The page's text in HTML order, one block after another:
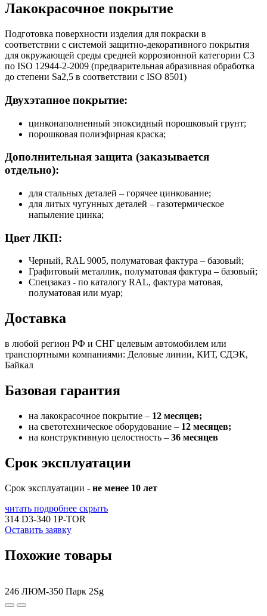
Лакокрасочное покрытие
Подготовка поверхности изделия для покраски в
соответствии с системой защитно-декоративного покрытия
для окружающей среды средней коррозионной категории C3
по ISO 12944-2-2009 (предварительная абразивная обработка
до степени Sa2,5 в соответствии с ISO 8501)
Двухэтапное покрытие:
цинконаполненный эпоксидный порошковый грунт;
порошковая полиэфирная краска;
Дополнительная защита (заказывается
отдельно):
для стальных деталей – горячее цинкование;
для литых чугунных деталей – газотермическое
напыление цинка;
Цвет ЛКП:
Черный, RAL 9005, полуматовая фактура – базовый;
Графитовый металлик, полуматовая фактура – базовый;
Спецзаказ - по каталогу RAL, фактура матовая,
полуматовая или муар;
Доставка
в любой регион РФ и СНГ целевым автомобилем или
транспортными компаниями: Деловые линии, КИТ, СДЭК,
Байкал
Базовая гарантия
на лакокрасочное покрытие – 12 месяцев;
на светотехническое оборудование – 12 месяцев;
на конструктивную целостность – 36 месяцев
Срок эксплуатации
Срок эксплуатации - не менее 10 лет
читать подробнее скрыть
314 D3-340 1P-TOR
Оставить заявку
Похожие товары
246 ЛЮМ-350 Парк 2Sg